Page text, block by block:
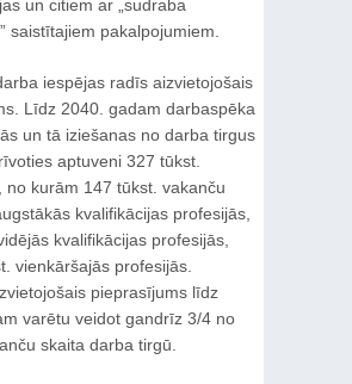
un citiem ar „sudraba
saistītajiem pakalpojumiem.
iespējas radīs aizvietojošais
Līdz 2040. gadam darbaspēka
un tā iziešanas no darba tirgus
aptuveni 327 tūkst.
no kurām 147 tūkst. vakanču
kvalifikācijas profesijās,
kvalifikācijas profesijās,
vienkāršajās profesijās.
pieprasījums līdz
varētu veidot gandrīz 3/4 no
skaita darba tirgū.